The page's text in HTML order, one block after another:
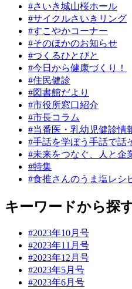
#さいき城山桜ホール
#サイクルさいきリング
#すこやかコーナー
#そのほかのお知らせ
#つくるひとびと
#今日から健康づくり！
#住民健診
#図書館だより
#市役所窓口紹介
#市長コラム
#当番医・乳幼児健診情
#手話を学ぼう手話で話
#未来をつなぐ、人と企
#特集
#食推さんのうま塩レシ
キーワードから探
#2023年10月号
#2023年11月号
#2023年12月号
#2023年5月号
#2023年6月号